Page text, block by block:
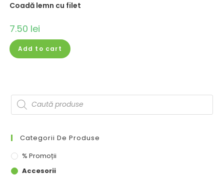
Coadă lemn cu filet
7.50 lei
Add to cart
Categorii De Produse
% Promoții
Accesorii